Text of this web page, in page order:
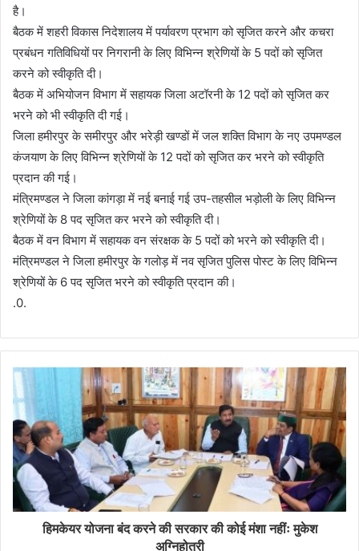
है।
बैठक में शहरी विकास निदेशालय में पर्यावरण प्रभाग को सृजित करने और कचरा
प्रबंधन गतिविधियों पर निगरानी के लिए विभिन्न श्रेणियों के 5 पदों को सृजित
करने को स्वीकृति दी।
बैठक में अभियोजन विभाग में सहायक जिला अटॉरनी के 12 पदों को सृजित कर
भरने को भी स्वीकृति दी गई।
जिला हमीरपुर के समीरपुर और भरेड़ी खण्डों में जल शक्ति विभाग के नए उपमण्डल
कंजयाण के लिए विभिन्न श्रेणियों के 12 पदों को सृजित कर भरने को स्वीकृति
प्रदान की गई।
मंत्रिमण्डल ने जिला कांगड़ा में नई बनाई गई उप-तहसील भड़ोली के लिए विभिन्न
श्रेणियों के 8 पद सृजित कर भरने को स्वीकृति दी।
बैठक में वन विभाग में सहायक वन संरक्षक के 5 पदों को भरने को स्वीकृति दी।
मंत्रिमण्डल ने जिला हमीरपुर के गलोड़ में नव सृजित पुलिस पोस्ट के लिए विभिन्न
श्रेणियों के 6 पद सृजित भरने को स्वीकृति प्रदान की।
.0.
हिमकेयर योजना बंद करने की सरकार की कोई मंशा नहींः मुकेश
अग्निहोत्री